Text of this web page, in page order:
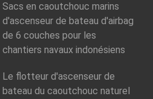
Sacs en caoutchouc marins
d'ascenseur de bateau d'airbag
de 6 couches pour les
chantiers navaux indonésiens
Le flotteur d'ascenseur de
bateau du caoutchouc naturel